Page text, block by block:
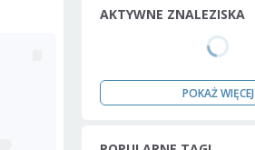
AKTYWNE ZNALEZISKA
POKAŻ WIĘCEJ